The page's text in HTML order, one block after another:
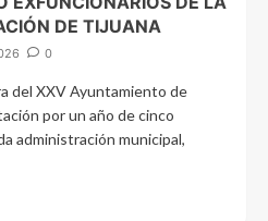
DE TIJUANA
0
del XXV Ayuntamiento de
por un año de cinco
administración municipal,